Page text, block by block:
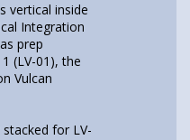
vertical inside
Integration
prep
(LV-01), the
Vulcan
for LV-